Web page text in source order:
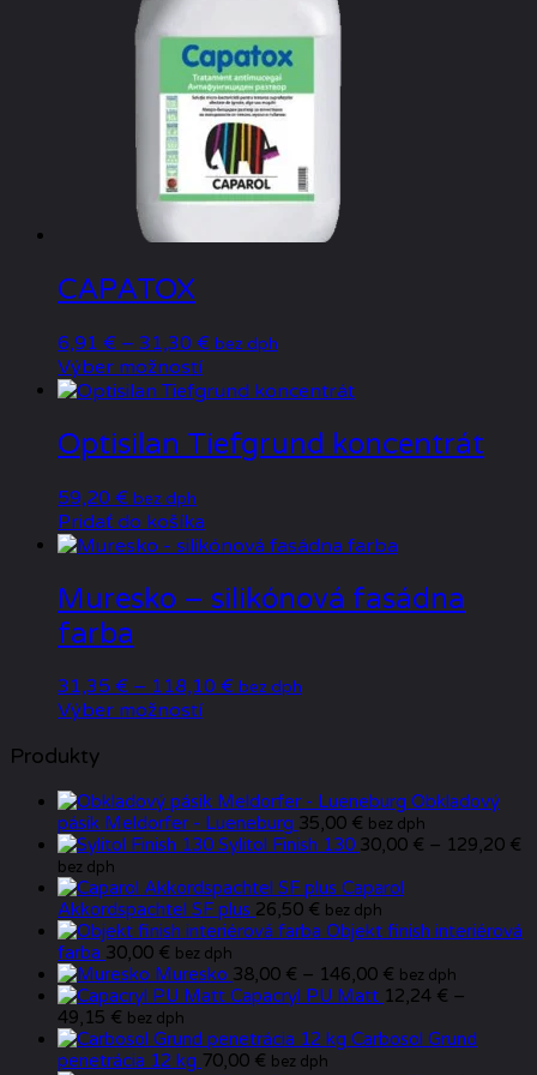
CAPATOX
6,91 € – 31,30 € Price
6,91 €
31,30 €
bez dph
Výber možnostíTento
produkt
viacero
variantov.
môžete
vybrať
stránke
Optisilan Tiefgrund koncentrát
59,20 € bez dph
Pridať do košíka
Muresko – silikónová fasádna
farba
31,35 € – 118,10 € Price
bez dph
Výber možnostíTento
variantov.
Možnosti
si
môžete
vybrať
na
stránke
produktu.
Produkty
Obkladový
pásik Meldorfer - Lueneburg 35,00 € bez dph
Sylitol Finish 130 30,00 € – 129,20 €
bez dph
Caparol
Akkordspachtel SF plus 26,50 € bez dph
Objekt finish interiérová
farba 30,00 € bez dph
Muresko 38,00 € – 146,00 € Price
range:
through
bez dph
Capacryl PU Matt 12,24 € –
49,15 € Price
range:
12,24 €
bez dph
Carbosol Grund
penetrácia 12 kg 70,00 € bez dph